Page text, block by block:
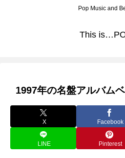
Pop Music and
This
1997年の名盤アルバム
X Facebook
LINE Pinterest